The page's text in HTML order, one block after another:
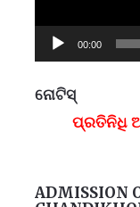
00:00
ନୋଟିସ୍
ପ୍ରତିନିଧି
ADMISSION